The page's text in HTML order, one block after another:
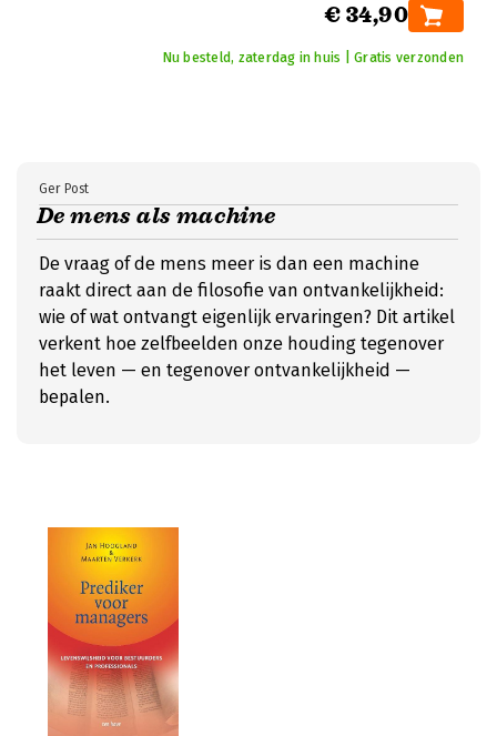
€ 34,90
Nu besteld, zaterdag in huis | Gratis verzonden
De mens als machine
Ger Post
De vraag of de mens meer is dan een machine
raakt direct aan de filosofie van ontvankelijkheid:
wie of wat ontvangt eigenlijk ervaringen? Dit artikel
verkent hoe zelfbeelden onze houding tegenover
het leven — en tegenover ontvankelijkheid —
bepalen.